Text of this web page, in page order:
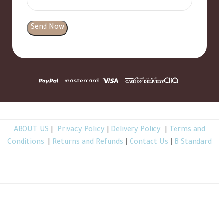
ABOUT US Privacy Policy Delivery Policy
Terms and
Conditions
Returns and Refunds Contact Us B Standard